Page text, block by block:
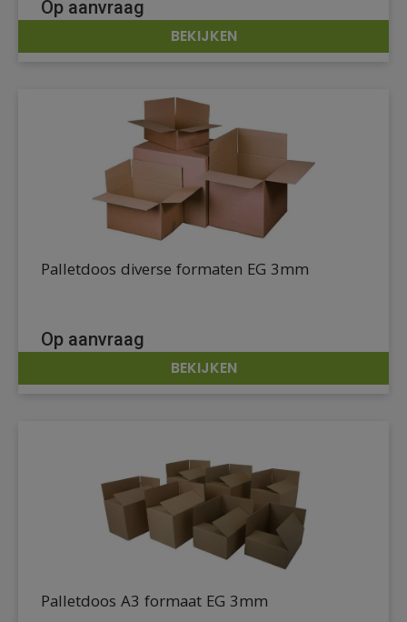
DETAILS
Op aanvraag
BEKIJKEN
DETAILS
Palletdoos diverse formaten EG 3mm
Op aanvraag
BEKIJKEN
Palletdoos A3 formaat EG 3mm